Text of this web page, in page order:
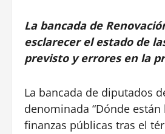
La bancada de
esclarecer el estado de
previsto y errores en la
La bancada de diputados
denominada “Dónde
finanzas públicas tras el